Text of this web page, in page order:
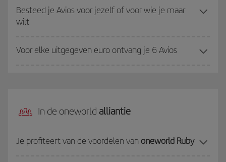
Besteed je Avios voor jezelf of voor wie je maar
wilt
Voor elke uitgegeven euro ontvang je 6 Avios
In de oneworld alliantie
Je profiteert van de voordelen van oneworld Ruby